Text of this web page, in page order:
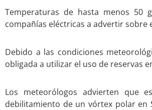
Temperaturas de hasta menos 50
compañías eléctricas a advertir sobre
Debido a las condiciones
obligada a utilizar el uso de reservas
Los meteorólogos advierten que
debilitamiento de un vórtex polar en